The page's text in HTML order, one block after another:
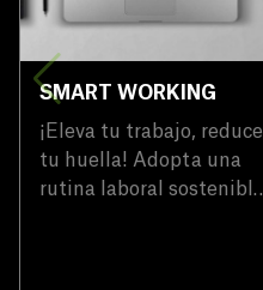
SMART WORKING
¡Eleva tu trabajo, reduce
tu huella! Adopta una
rutina laboral sostenible